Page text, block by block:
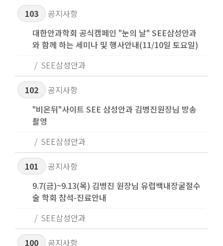
103
공지사항
대한안과학회 공식캠페인 "눈의 날" SEE삼성안과
와 함께 하는 세미나 및 행사안내(11/10일 토요일)
SEE삼성안과
102
공지사항
"비온뒤"사이트 SEE 삼성안과 김병진원장님 방송
촬영
SEE삼성안과
101
공지사항
9.7(금)~9.13(목) 김병진 원장님 유럽백내장굴절수
술 학회 참석-진료안내
SEE삼성안과
100
공지사항